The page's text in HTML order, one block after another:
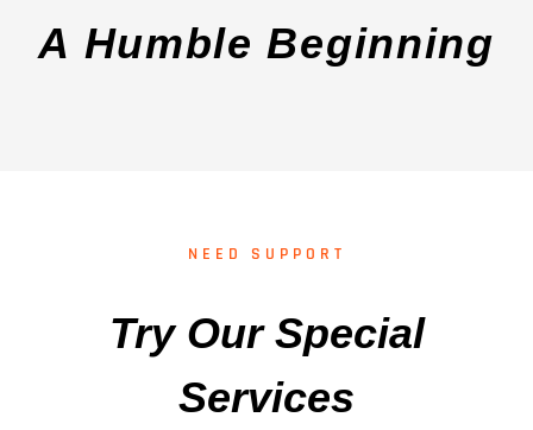
A Humble Beginning
NEED SUPPORT
Try Our Special
Services